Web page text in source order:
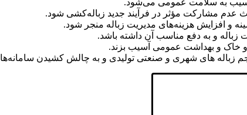
عدم مشارکت مؤثر در فرآیند جدید زباله‌کشی شود.
و افزایش هزینه‌های مدیریت زباله منجر شود.
زباله و به دفع مناسب آن داشته باشد.
و خاک و بهداشت عمومی آسیب بزند.
های شهری و صنعتی تولیدی و به چالش کشیدن